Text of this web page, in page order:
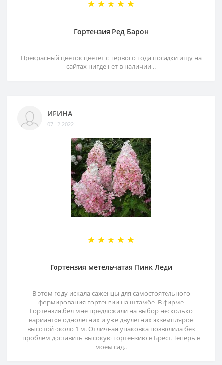
Гортензия Ред Барон
Прекрасный цветок цветет с первого года посадки ищу на
сайтах нигде нет в наличии ..
ИРИНА
07.12.2022
Гортензия метельчатая Пинк Леди
В этом году искала саженцы для самостоятельного
формирования гортензии на штамбе. В фирме
Гортензия.бел мне предложили на выбор несколько
вариантов однолетних и уже двулетних экземпляров
высотой около 1 м. Отличная упаковка позволила без
проблем доставить высокую гортензию в Брест. Теперь в
моем сад..